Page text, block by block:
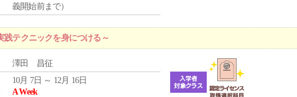
義開始前まで）
テクニックを身につける～
澤田 昌征
10月 7日 ～ 12月 16日
A Week